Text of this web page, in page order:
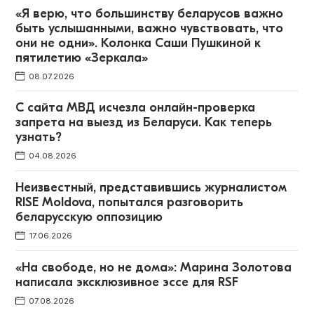
«Я верю, что большинству беларусов важно
быть услышанными, важно чувствовать, что
они не одни». Колонка Саши Пушкиной к
пятилетию «Зеркала»
08.07.2026
С сайта МВД исчезла онлайн-проверка
запрета на выезд из Беларуси. Как теперь
узнать?
04.08.2026
Неизвестный, представившись журналистом
RISE Moldova, попытался разговорить
беларусскую оппозицию
17.06.2026
«На свободе, но не дома»: Марина Золотова
написала эксклюзивное эссе для RSF
07.08.2026